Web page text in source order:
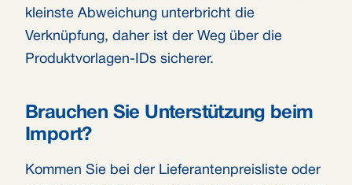
kleinste Abweichung unterbricht die
Verknüpfung, daher ist der Weg über die
Produktvorlagen-IDs sicherer.
Brauchen Sie Unterstützung beim
Import?
Kommen Sie bei der Lieferantenpreisliste oder